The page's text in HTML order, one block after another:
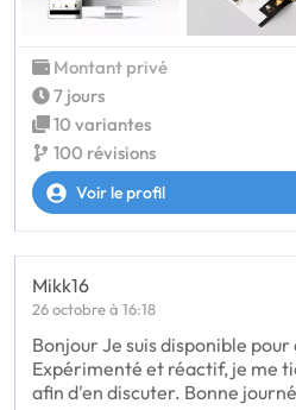
Montant privé
7 jours
10 variantes
100 révisions
Voir le profil
Mikk16
26 octobre à 16:18
Bonjour Je suis disponible
Expérimenté et réactif, je me
afin d'en discuter. Bonne